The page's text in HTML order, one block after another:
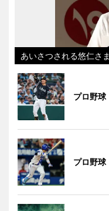
あいさつされる悠仁さま
プロ野
プロ野